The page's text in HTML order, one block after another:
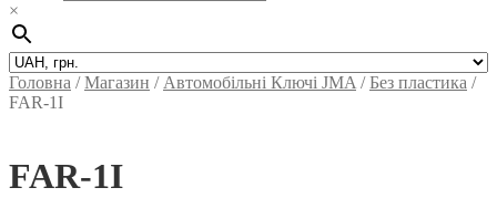
×
Головна /Магазин / Автомобільні Ключi JMA /Без пластика /
FAR-1I
FAR-1I